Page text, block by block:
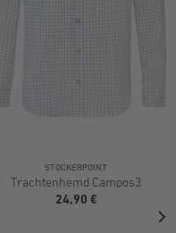
STOCKERPOINT
Trachtenhemd Campos3
24,90 €